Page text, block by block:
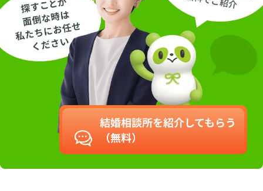
結婚相談所を紹介してもらう
（無料）